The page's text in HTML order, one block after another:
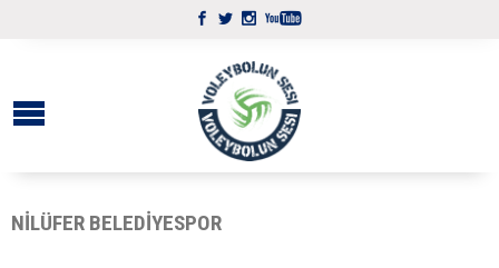
NILÜFER BELEDIYESPOR